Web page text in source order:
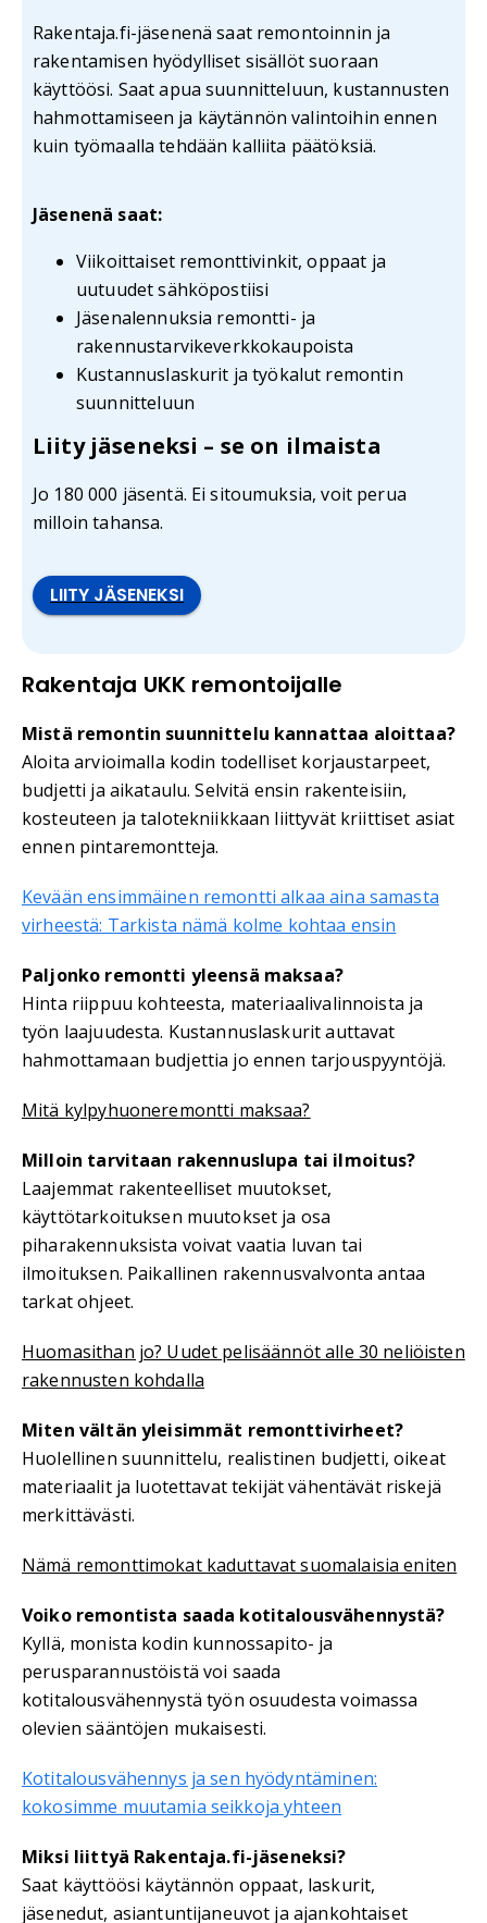
Rakentaja.fi-jäsenenä saat remontoinnin ja
rakentamisen hyödylliset sisällöt suoraan
käyttöösi. Saat apua suunnitteluun, kustannusten
hahmottamiseen ja käytännön valintoihin ennen
kuin työmaalla tehdään kalliita päätöksiä.
Jäsenenä saat:
Viikoittaiset remonttivinkit, oppaat ja
uutuudet sähköpostiisi
Jäsenalennuksia remontti- ja
rakennustarvikeverkkokaupoista
Kustannuslaskurit ja työkalut remontin
suunnitteluun
Liity jäseneksi – se on ilmaista
Jo 180 000 jäsentä. Ei sitoumuksia, voit perua
milloin tahansa.
LIITY JÄSENEKSI
Rakentaja UKK remontoijalle
Mistä remontin suunnittelu kannattaa aloittaa?
Aloita arvioimalla kodin todelliset korjaustarpeet,
budjetti ja aikataulu. Selvitä ensin rakenteisiin,
kosteuteen ja talotekniikkaan liittyvät kriittiset asiat
ennen pintaremontteja.
Kevään ensimmäinen remontti alkaa aina samasta
virheestä: Tarkista nämä kolme kohtaa ensin
Paljonko remontti yleensä maksaa?
Hinta riippuu kohteesta, materiaalivalinnoista ja
työn laajuudesta. Kustannuslaskurit auttavat
hahmottamaan budjettia jo ennen tarjouspyyntöjä.
Mitä kylpyhuoneremontti maksaa?
Milloin tarvitaan rakennuslupa tai ilmoitus?
Laajemmat rakenteelliset muutokset,
käyttötarkoituksen muutokset ja osa
piharakennuksista voivat vaatia luvan tai
ilmoituksen. Paikallinen rakennusvalvonta antaa
tarkat ohjeet.
Huomasithan jo? Uudet pelisäännöt alle 30 neliöisten
rakennusten kohdalla
Miten vältän yleisimmät remonttivirheet?
Huolellinen suunnittelu, realistinen budjetti, oikeat
materiaalit ja luotettavat tekijät vähentävät riskejä
merkittävästi.
Nämä remonttimokat kaduttavat suomalaisia eniten
Voiko remontista saada kotitalousvähennystä?
Kyllä, monista kodin kunnossapito- ja
perusparannustöistä voi saada
kotitalousvähennystä työn osuudesta voimassa
olevien sääntöjen mukaisesti.
Kotitalousvähennys ja sen hyödyntäminen:
kokosimme muutamia seikkoja yhteen
Miksi liittyä Rakentaja.fi-jäseneksi?
Saat käyttöösi käytännön oppaat, laskurit,
jäsenedut, asiantuntijaneuvot ja ajankohtaiset